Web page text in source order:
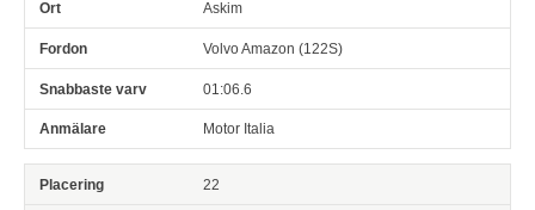
Askim
Volvo Amazon (122S)
01:06.6
Motor Italia
22